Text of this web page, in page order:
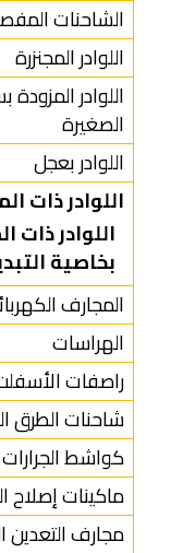
الشاحنات
اللوادر المجنزرة
اللوادر المزودة
الصغيرة
اللوادر بعجل
اللوادر ذات
اللوادر ذات
بخاصية
المجارف
الهراسات
راصفات
شاحنات الطرق
كواشط
ماكينات إصلاح
مجارف التعدين